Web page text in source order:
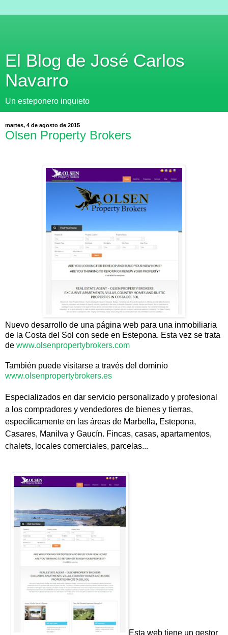
El Blog de José Carlos
Navarro
Un esteponero inquieto
martes, 4 de agosto de 2015
Olsen Property Brokers
Nuevo desarrollo de una página web para una inmobiliaria
de la Costa del Sol con sede en Estepona. Esta vez se trata
de www.olsenpropertybrokers.com
También puede visitarse a través del dominio
www.olsenpropertybrokers.es
Especializados en dar servicio personalizado y profesional
a los compradores y vendedores de bienes y tierras,
específicamente en las áreas de Marbella, Estepona,
Casares, Manilva y Gaucín. Fincas, casas, apartamentos,
chalets, locales comerciales, parcelas...
Esta web tiene un gestor